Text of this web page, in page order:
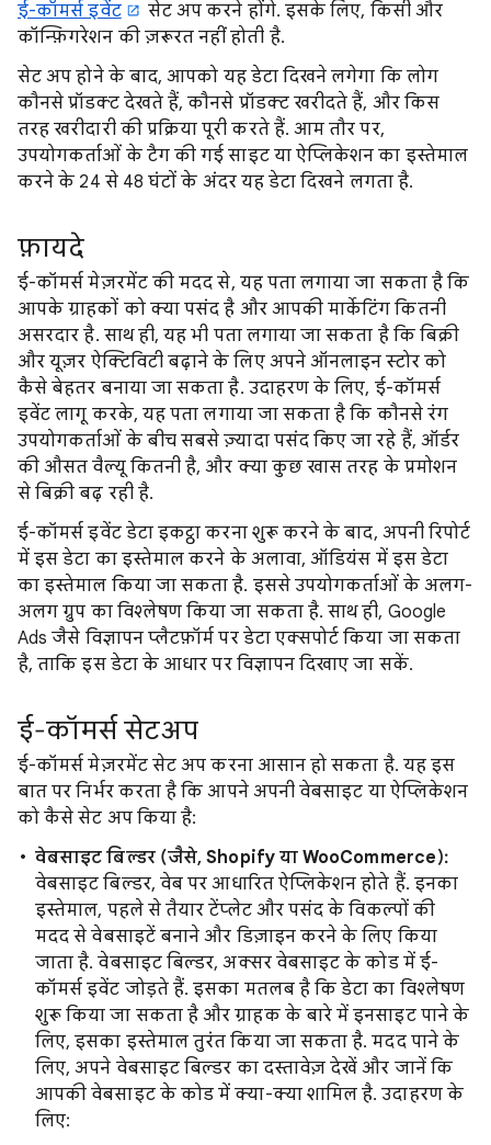
ई-कॉमर्स इवेंट
सेट अप करने होंगे. इसके लिए, किसी और
कॉन्फ़िगरेशन की ज़रूरत नहीं होती है.
सेट अप होने के बाद, आपको यह डेटा दिखने लगेगा कि लोग
कौनसे प्रॉडक्ट देखते हैं, कौनसे प्रॉडक्ट खरीदते हैं, और किस
तरह खरीदारी की प्रक्रिया पूरी करते हैं. आम तौर पर,
उपयोगकर्ताओं के टैग की गई साइट या ऐप्लिकेशन का इस्तेमाल
करने के 24 से 48 घंटों के अंदर यह डेटा दिखने लगता है.
फ़ायदे
ई-कॉमर्स मेज़रमेंट की मदद से, यह पता लगाया जा सकता है कि
आपके ग्राहकों को क्या पसंद है और आपकी मार्केटिंग कितनी
असरदार है. साथ ही, यह भी पता लगाया जा सकता है कि बिक्री
और यूज़र ऐक्टिविटी बढ़ाने के लिए अपने ऑनलाइन स्टोर को
कैसे बेहतर बनाया जा सकता है. उदाहरण के लिए, ई-कॉमर्स
इवेंट लागू करके, यह पता लगाया जा सकता है कि कौनसे रंग
उपयोगकर्ताओं के बीच सबसे ज़्यादा पसंद किए जा रहे हैं, ऑर्डर
की औसत वैल्यू कितनी है, और क्या कुछ खास तरह के प्रमोशन
से बिक्री बढ़ रही है.
ई-कॉमर्स इवेंट डेटा इकट्ठा करना शुरू करने के बाद, अपनी रिपोर्ट
में इस डेटा का इस्तेमाल करने के अलावा, ऑडियंस में इस डेटा
का इस्तेमाल किया जा सकता है. इससे उपयोगकर्ताओं के अलग-
अलग ग्रुप का विश्लेषण किया जा सकता है. साथ ही, Google
Ads जैसे विज्ञापन प्लैटफ़ॉर्म पर डेटा एक्सपोर्ट किया जा सकता
है, ताकि इस डेटा के आधार पर विज्ञापन दिखाए जा सकें.
ई-कॉमर्स सेटअप
ई-कॉमर्स मेज़रमेंट सेट अप करना आसान हो सकता है. यह इस
बात पर निर्भर करता है कि आपने अपनी वेबसाइट या ऐप्लिकेशन
को कैसे सेट अप किया है:
वेबसाइट बिल्डर (जैसे, Shopify या WooCommerce):
वेबसाइट बिल्डर, वेब पर आधारित ऐप्लिकेशन होते हैं. इनका
इस्तेमाल, पहले से तैयार टेंप्लेट और पसंद के विकल्पों की
मदद से वेबसाइटें बनाने और डिज़ाइन करने के लिए किया
जाता है. वेबसाइट बिल्डर, अक्सर वेबसाइट के कोड में ई-
कॉमर्स इवेंट जोड़ते हैं. इसका मतलब है कि डेटा का विश्लेषण
शुरू किया जा सकता है और ग्राहक के बारे में इनसाइट पाने के
लिए, इसका इस्तेमाल तुरंत किया जा सकता है. मदद पाने के
लिए, अपने वेबसाइट बिल्डर का दस्तावेज़ देखें और जानें कि
आपकी वेबसाइट के कोड में क्या-क्या शामिल है. उदाहरण के
लिए: